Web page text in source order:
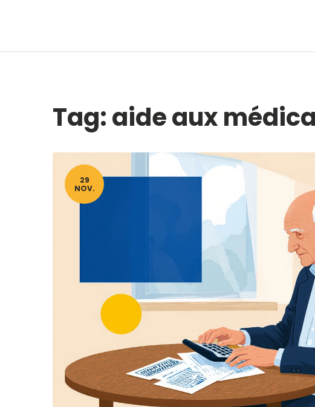
Tag: aide aux
29
NOV.